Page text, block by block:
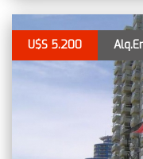
U$S 5.200